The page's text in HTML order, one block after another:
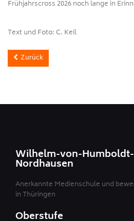
Frühjahrscross 2026 noch lange in
Text und Foto: C. Keil
Zurück
Wilhelm-von-
Nordhausen
Anerkannte Medienschule und
in Thüringen
Oberstufe